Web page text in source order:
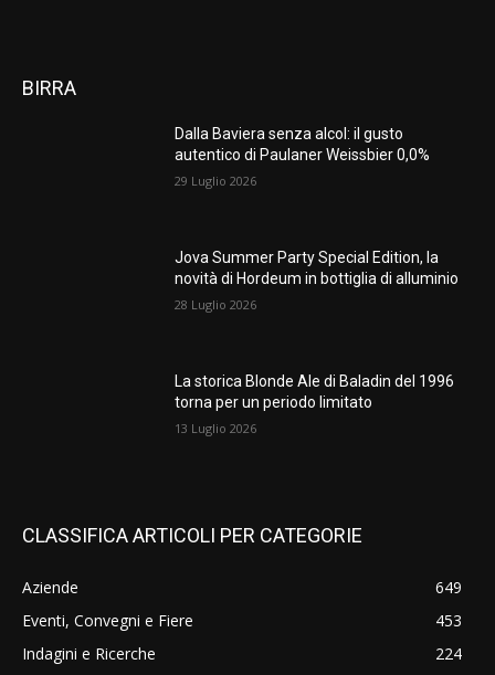
BIRRA
Dalla Baviera senza alcol: il gusto
autentico di Paulaner Weissbier 0,0%
29 Luglio 2026
Jova Summer Party Special Edition, la
novità di Hordeum in bottiglia di alluminio
28 Luglio 2026
La storica Blonde Ale di Baladin del 1996
torna per un periodo limitato
13 Luglio 2026
CLASSIFICA ARTICOLI PER CATEGORIE
Aziende
649
Eventi, Convegni e Fiere
453
Indagini e Ricerche
224